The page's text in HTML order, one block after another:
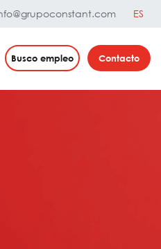
ES
Busco empleo Contacto